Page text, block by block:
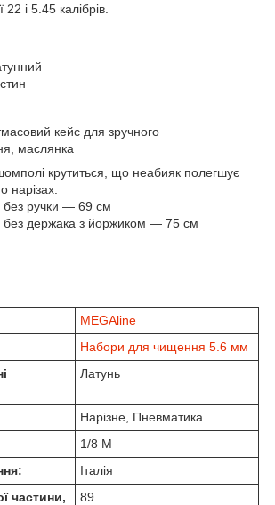
і 5.45 калібрів.
кейс для зручного
маслянка
крутиться, що неабияк полегшує
нарізах.
ручки — 69 см
без держака з йоржиком — 75 см
MEGAline
Набори для чищення 5.6 мм
Латунь
Нарізне, Пневматика
1/8 M
Італія
частини,
89